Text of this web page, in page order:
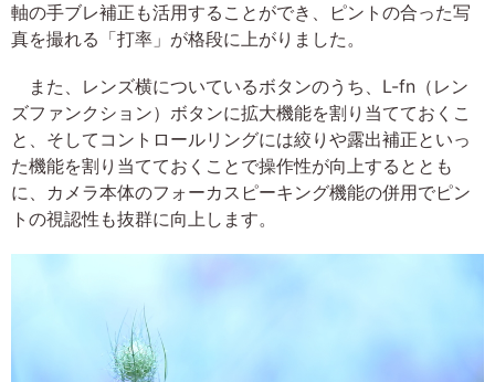
軸の手ブレ補正も活用することができ、ピントの合った写
真を撮れる「打率」が格段に上がりました。
また、レンズ横についているボタンのうち、L-fn（レン
ズファンクション）ボタンに拡大機能を割り当てておくこ
と、そしてコントロールリングには絞りや露出補正といっ
た機能を割り当てておくことで操作性が向上するととも
に、カメラ本体のフォーカスピーキング機能の併用でピン
トの視認性も抜群に向上します。